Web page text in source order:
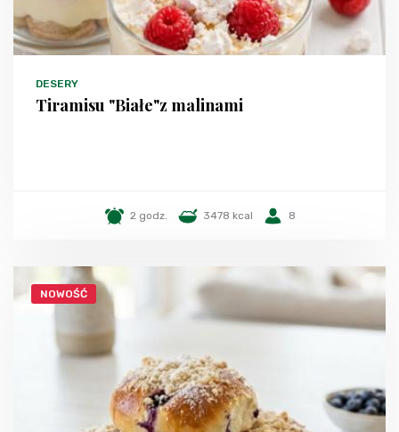
DESERY
Tiramisu "Białe"z malinami
2 godz. 3478 kcal 8
NOWOŚĆ